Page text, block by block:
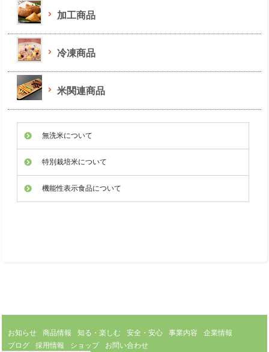
加工商品
冷凍商品
米関連商品
無洗米について
特別栽培米について
機能性表示食品について
お知らせ 商品情報 知る・楽しむ 安全・安心 事業内容
企業情報
ブログ
採用情報 ショップ お問い合わせ